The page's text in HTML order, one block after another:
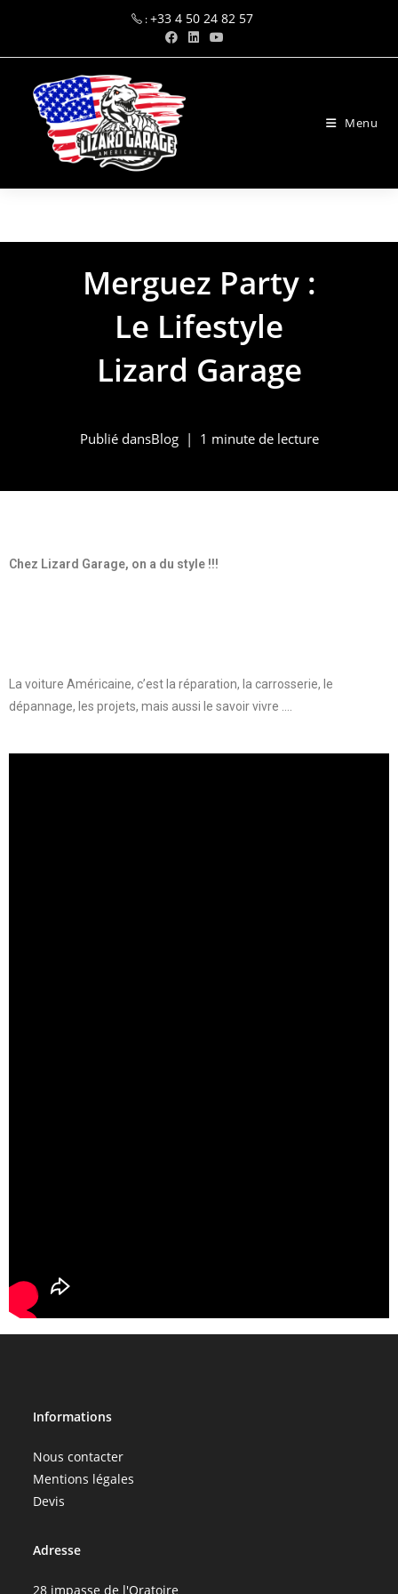
:+33 4 50 24 82 57
Menu
Merguez Party :
Le Lifestyle
Lizard Garage
Publié dansBlog 1 minute de lecture
Chez Lizard Garage, on a du style !!!
La voiture Américaine, c’est la réparation, la carrosserie, le
dépannage, les projets, mais aussi le savoir vivre ….
Informations
Nous contacter
Mentions légales
Devis
Adresse
28 impasse de l'Oratoire